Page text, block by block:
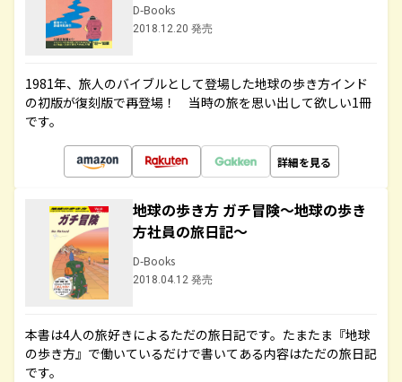
D-Books
2018.12.20 発売
1981年、旅人のバイブルとして登場した地球の歩き方インド
の初版が復刻版で再登場！ 当時の旅を思い出して欲しい1冊
です。
詳細を見る
地球の歩き方 ガチ冒険～地球の歩き
方社員の旅日記～
D-Books
2018.04.12 発売
本書は4人の旅好きによるただの旅日記です。たまたま『地球
の歩き方』で働いているだけで書いてある内容はただの旅日記
です。